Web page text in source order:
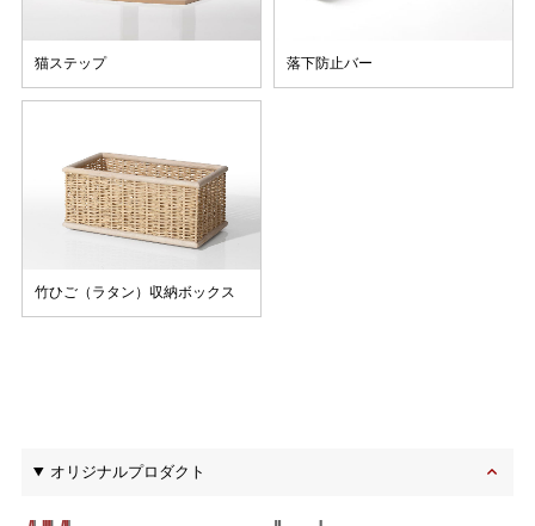
猫ステップ 落下防止バー
竹ひご（ラタン）収納ボックス
オリジナルプロダクト